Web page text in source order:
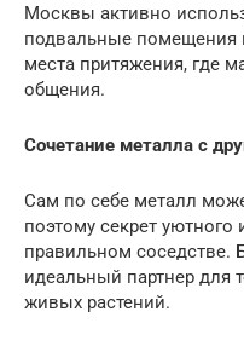
Москвы активно
подвальные помещения
места притяжения, где
общения.
Сочетание металла с
Сам по себе металл
поэтому секрет уютного
правильном соседстве.
идеальный партнер для
живых растений.